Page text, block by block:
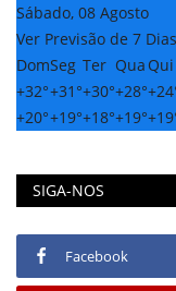
Sábado, 08 Agosto
Ver Previsão de 7 Dias
DomSeg Ter Qua Qui
+32°+31°+30°+28°+
+20°+19°+18°+19°+
SIGA-NOS
Facebook